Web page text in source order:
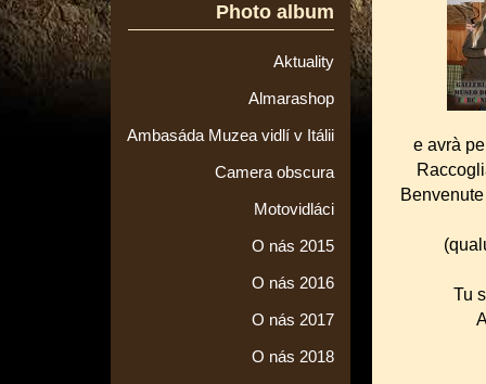
Photo album
Aktuality
Almarashop
Ambasáda Muzea vidlí v Itálii
Camera obscura
Motovidláci
O nás 2015
O nás 2016
O nás 2017
O nás 2018
e avrà
Tu